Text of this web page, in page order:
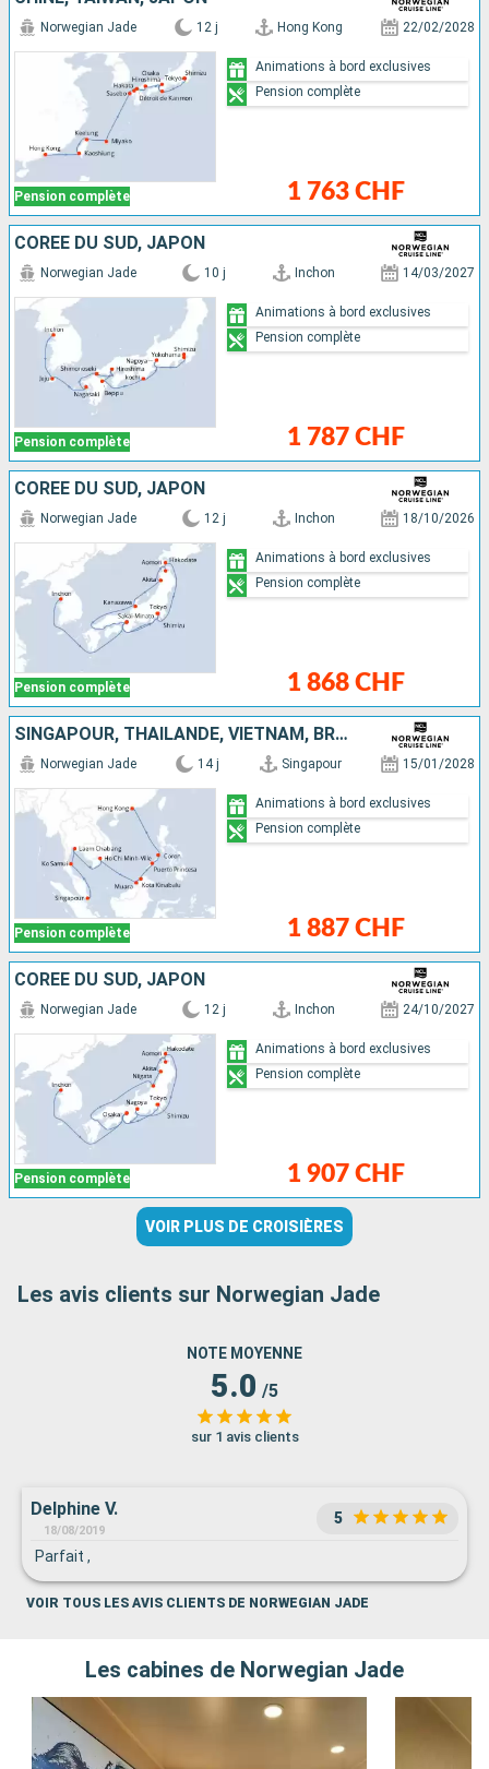
Pension complète
Norwegian Jade 12 j Hong Kong 22/02/2028
1 763 CHF
Animations à bord exclusives
Pension complète
CORÉE DU SUD, JAPON
Pension complète
Norwegian Jade 10 j Inchon 14/03/2027
1 787 CHF
Animations à bord exclusives
Pension complète
CORÉE DU SUD, JAPON
Pension complète
Norwegian Jade 12 j Inchon 18/10/2026
1 868 CHF
Animations à bord exclusives
Pension complète
SINGAPOUR, THAÏLANDE, VIETNAM, BRUNEI, MALAISIE, PHILIPPINES, CHINE
Pension complète
Norwegian Jade 14 j Singapour 15/01/2028
1 887 CHF
Animations à bord exclusives
Pension complète
CORÉE DU SUD, JAPON
Pension complète
Norwegian Jade 12 j Inchon 24/10/2027
1 907 CHF
Animations à bord exclusives
Pension complète
VOIR PLUS DE CROISIÈRES
Les avis clients sur Norwegian Jade
NOTE MOYENNE
5.0 /5
sur 1 avis clients
Delphine V.
18/08/2019
5
Parfait ,
VOIR TOUS LES AVIS CLIENTS DE NORWEGIAN JADE
Les cabines de Norwegian Jade